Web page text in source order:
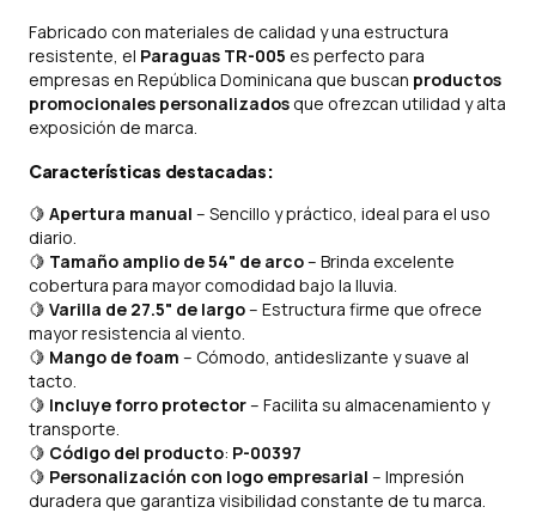
Fabricado con materiales de calidad y una estructura
resistente, el Paraguas TR-005 es perfecto para
empresas en República Dominicana que buscan productos
promocionales personalizados que ofrezcan utilidad y alta
exposición de marca.
Características destacadas:
🍋 Apertura manual – Sencillo y práctico, ideal para el uso
diario.
🍋 Tamaño amplio de 54" de arco– Brinda excelente
cobertura para mayor comodidad bajo la lluvia.
🍋 Varilla de 27.5" de largo– Estructura firme que ofrece
mayor resistencia al viento.
🍋 Mango de foam – Cómodo, antideslizante y suave al
tacto.
🍋 Incluye forro protector– Facilita su almacenamiento y
transporte.
🍋 Código del producto: P-00397
🍋 Personalización con logo empresarial – Impresión
duradera que garantiza visibilidad constante de tu marca.